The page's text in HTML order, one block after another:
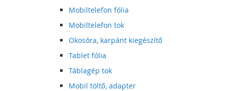
Mobiltelefon fólia
Mobiltelefon tok
Okosóra, karpánt kiegészítő
Tablet fólia
Táblagép tok
Mobil töltő, adapter